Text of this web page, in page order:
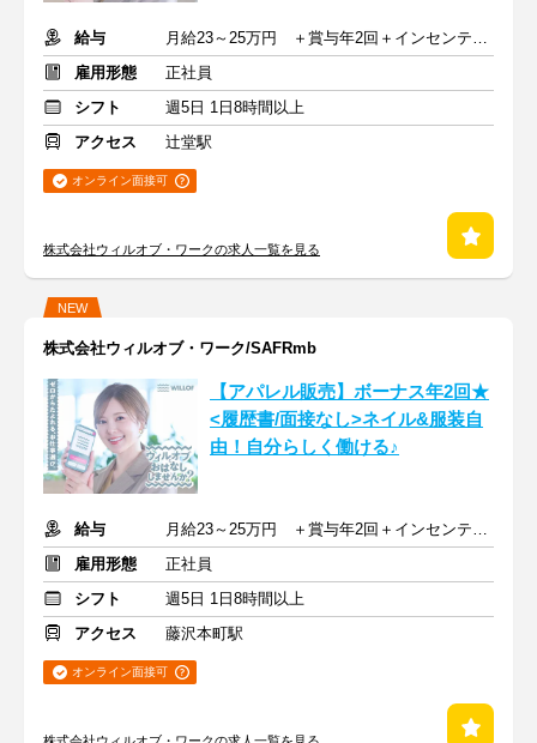
給与
月給23～25万円 ＋賞与年2回＋インセンティブ＋交通費
雇用形態
正社員
シフト
週5日 1日8時間以上
アクセス
辻堂駅
オンライン面接可
株式会社ウィルオブ・ワークの求人一覧を見る
NEW
株式会社ウィルオブ・ワーク/SAFRmb
【アパレル販売】ボーナス年2回★
<履歴書/面接なし>ネイル&服装自
由！自分らしく働ける♪
給与
月給23～25万円 ＋賞与年2回＋インセンティブ＋交通費
雇用形態
正社員
シフト
週5日 1日8時間以上
アクセス
藤沢本町駅
オンライン面接可